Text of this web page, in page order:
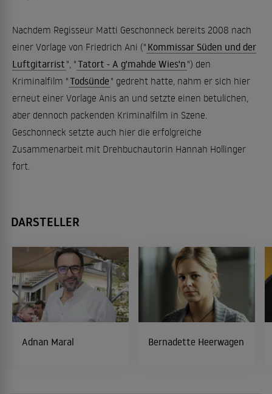
Nachdem Regisseur Matti Geschonneck bereits 2008 nach
einer Vorlage von Friedrich Ani (" Kommissar Süden und der
Luftgitarrist ", "Tatort - A g'mahde Wies'n ") den
Kriminalfilm "Todsünde " gedreht hatte, nahm er sich hier
erneut einer Vorlage Anis an und setzte einen betulichen,
aber dennoch packenden Kriminalfilm in Szene.
Geschonneck setzte auch hier die erfolgreiche
Zusammenarbeit mit Drehbuchautorin Hannah Hollinger
fort.
DARSTELLER
Adnan Maral Bernadette Heerwagen